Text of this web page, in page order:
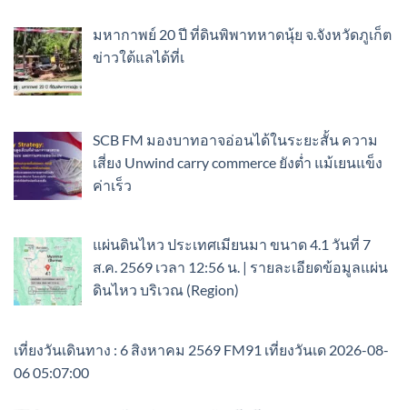
มหากาพย์ 20 ปี ที่ดินพิพาทหาดนุ้ย จ.จังหวัดภูเก็ต
ข่าวใต้แลได้ที่เ
SCB FM มองบาทอาจอ่อนได้ในระยะสั้น ความ
เสี่ยง Unwind carry commerce ยังต่ำ แม้เยนแข็ง
ค่าเร็ว
แผ่นดินไหว ประเทศเมียนมา ขนาด 4.1 วันที่ 7
ส.ค. 2569 เวลา 12:56 น. | รายละเอียดข้อมูลแผ่น
ดินไหว บริเวณ (Region)
เที่ยงวันเดินทาง : 6 สิงหาคม 2569 FM91 เที่ยงวันเด 2026-08-
06 05:07:00